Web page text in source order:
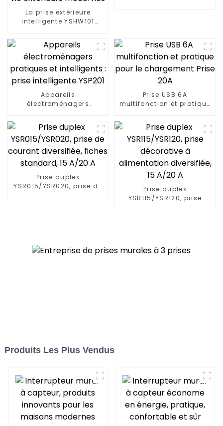
La prise extérieure
intelligente YSHW101
besoins des espaces de
vie extérieurs modernes
Appareils
électroménagers
prise intelligente YSP201
Prise USB 6A
multifonction et pratique
Prise duplex
YSR015/YSR020, prise de
Prise duplex
YSR115/YSR120, prise
Produits Les Plus Vendus